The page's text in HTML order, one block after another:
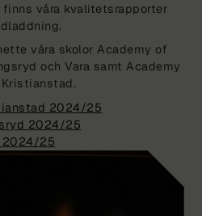
våra kvalitetsrapporter
våra skolor Academy of
och Vara samt Academy
2024/25
2024/25
2024/25